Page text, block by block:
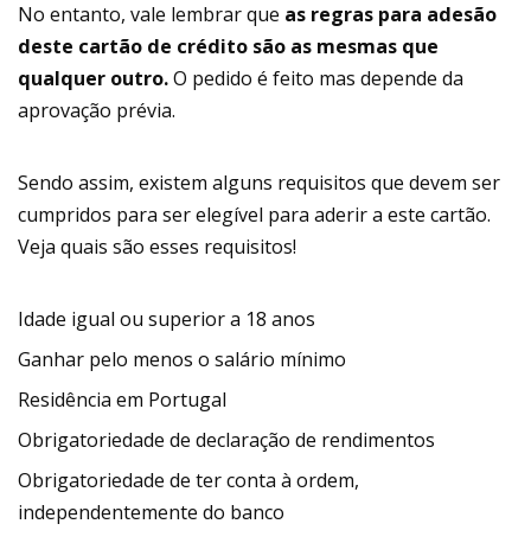
No entanto, vale lembrar que as regras para adesão
deste cartão de crédito são as mesmas que
qualquer outro.O pedido é feito mas depende da
aprovação prévia.
Sendo assim, existem alguns requisitos que devem ser
cumpridos para ser elegível para aderir a este cartão.
Veja quais são esses requisitos!
Idade igual ou superior a 18 anos
Ganhar pelo menos o salário mínimo
Residência em Portugal
Obrigatoriedade de declaração de rendimentos
Obrigatoriedade de ter conta à ordem,
independentemente do banco